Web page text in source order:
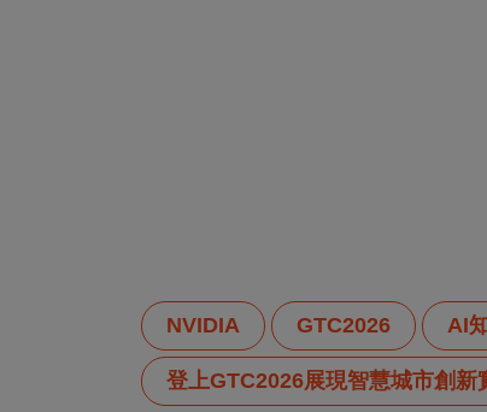
NVIDIA GTC2026 AI
登上GTC2026展現智慧城市創新